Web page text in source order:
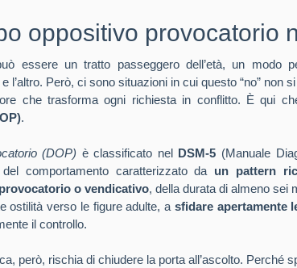
oppositivo provocatorio
essere un tratto passeggero dell’età, un modo
l’altro. Però, ci sono situazioni in cui questo “no” non
che trasforma ogni richiesta in conflitto. È qui
.
(DOP) è classificato nel DSM-5 (Manuale
comportamento caratterizzato da un pattern
o vendicativo, della durata di almeno sei
ostilità verso le figure adulte, a sfidare apertamente
il controllo.
però, rischia di chiudere la porta all’ascolto. Perché